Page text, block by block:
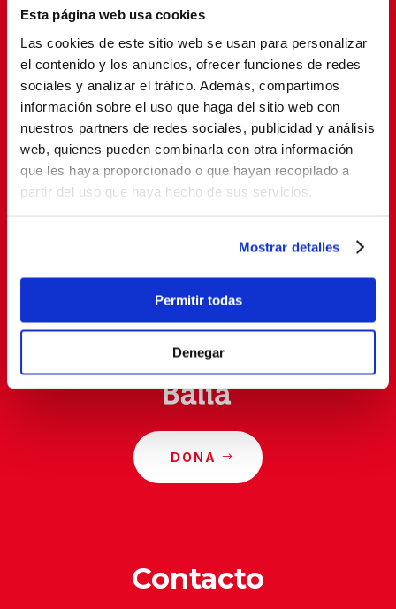
Esta página web usa cookies
Las cookies de este sitio web se usan para personalizar
el contenido y los anuncios, ofrecer funciones de redes
sociales y analizar el tráfico. Además, compartimos
información sobre el uso que haga del sitio web con
nuestros partners de redes sociales, publicidad y análisis
web, quienes pueden combinarla con otra información
que les haya proporcionado o que hayan recopilado a
partir del uso que haya hecho de sus servicios.
Mostrar detalles
Permitir todas
Denegar
Suscríbete para cambiar vidas
SUSCRIBETE
privacidad.
DONA
Contacto